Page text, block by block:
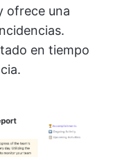
ofrece una
en tiempo